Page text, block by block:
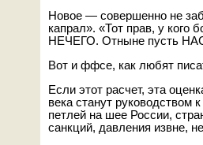
Новое — совершенно не
капрал». «Тот прав, у
НЕЧЕГО. Отныне пусть
Вот и ффсе, как любят
Если этот расчет, эта
века станут руководством
петлей на шее России,
санкций, давления извне,